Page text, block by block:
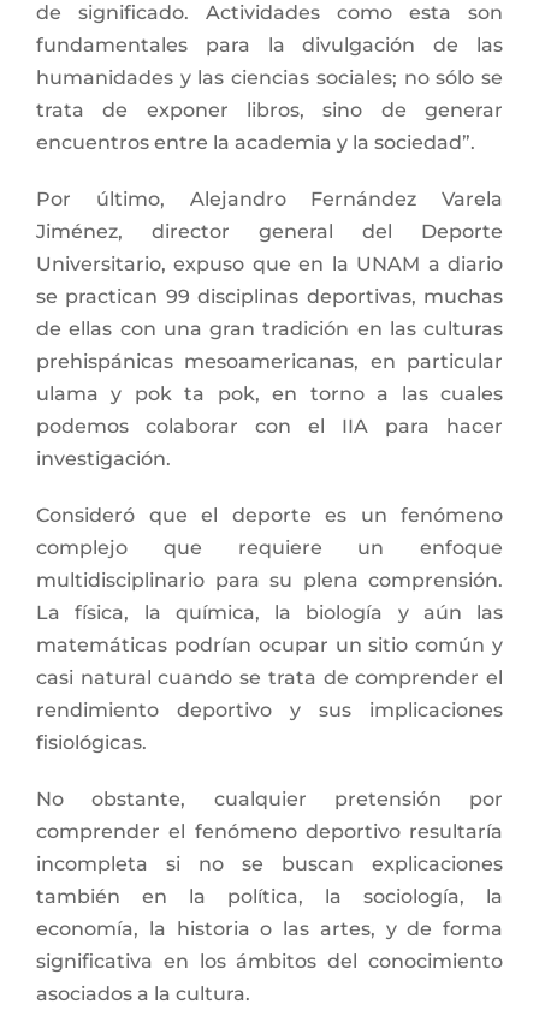
de significado. Actividades como esta son
fundamentales para la divulgación de las
humanidades y las ciencias sociales; no sólo se
trata de exponer libros, sino de generar
encuentros entre la academia y la sociedad”.
Por último, Alejandro Fernández Varela
Jiménez, director general del Deporte
Universitario, expuso que en la UNAM a diario
se practican 99 disciplinas deportivas, muchas
de ellas con una gran tradición en las culturas
prehispánicas mesoamericanas, en particular
ulama y pok ta pok, en torno a las cuales
podemos colaborar con el IIA para hacer
investigación.
Consideró que el deporte es un fenómeno
complejo que requiere un enfoque
multidisciplinario para su plena comprensión.
La física, la química, la biología y aún las
matemáticas podrían ocupar un sitio común y
casi natural cuando se trata de comprender el
rendimiento deportivo y sus implicaciones
fisiológicas.
No obstante, cualquier pretensión por
comprender el fenómeno deportivo resultaría
incompleta si no se buscan explicaciones
también en la política, la sociología, la
economía, la historia o las artes, y de forma
significativa en los ámbitos del conocimiento
asociados a la cultura.